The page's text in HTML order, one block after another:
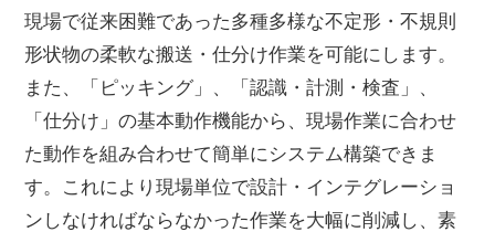
現場で従来困難であった多種多様な不定形・不規則
形状物の柔軟な搬送・仕分け作業を可能にします。
また、「ピッキング」、「認識・計測・検査」、
「仕分け」の基本動作機能から、現場作業に合わせ
た動作を組み合わせて簡単にシステム構築できま
す。これにより現場単位で設計・インテグレーショ
ンしなければならなかった作業を大幅に削減し、素